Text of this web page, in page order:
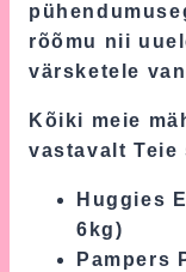
rõõmu nii
värsketele
Kõiki meie
vastavalt Teie
Huggies
6kg)
Pampers